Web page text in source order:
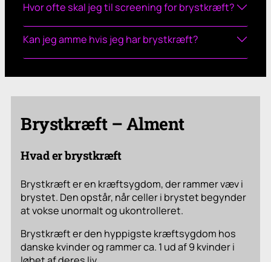
Hvor ofte skal jeg til screening for brystkræft?
Kan jeg amme hvis jeg har brystkræft?
Brystkræft – Alment
Hvad er brystkræft
Brystkræft er en kræftsygdom, der rammer væv i
brystet. Den opstår, når celler i brystet begynder
at vokse unormalt og ukontrolleret.
Brystkræft er den hyppigste kræftsygdom hos
danske kvinder og rammer ca. 1 ud af 9 kvinder i